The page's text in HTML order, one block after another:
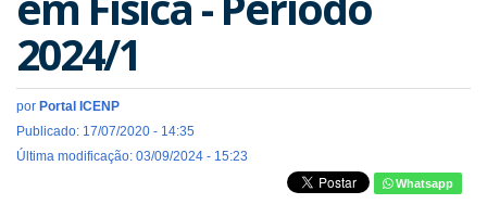
2024/1
por Portal ICENP
Publicado: 17/07/2020 - 14:35
Última modificação: 03/09/2024 - 15:23
Whatsapp